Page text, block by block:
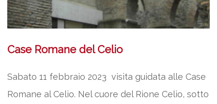
Case Romane del Celio
Sabato 11 febbraio 2023 visita guidata alle Case
Romane al Celio. Nel cuore del Rione Celio, sotto